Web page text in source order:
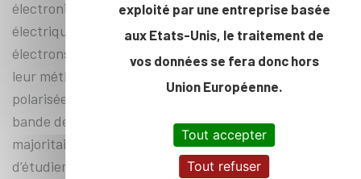
électronique dépendait du spin. A l’image de la charge
électrique, le spin est une propriété intrinsèque des
électrons, qui ne peut prendre que deux valeurs. Avec
leur méthode pol-PICTS utilisant de la lumière
polarisée circulairement, les électrons passant de la
bande de valence à la bande de conduction étaient
majoritairement d’un spin donné, ce qui a permis
d’étudier finement comment la recombinaison via les
exploité par une entreprise basée
aux Etats-Unis, le traitement de
vos données se fera donc hors
Union Européenne.
Tout accepter
Tout refuser